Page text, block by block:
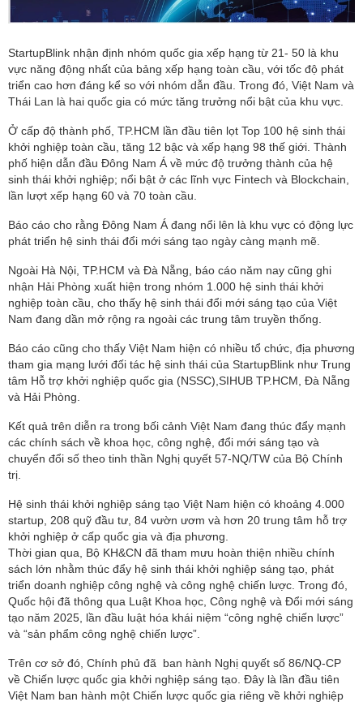
StartupBlink nhận định nhóm quốc gia xếp hạng từ 21- 50 là khu
vực năng động nhất của bảng xếp hạng toàn cầu, với tốc độ phát
triển cao hơn đáng kể so với nhóm dẫn đầu. Trong đó, Việt Nam và
Thái Lan là hai quốc gia có mức tăng trưởng nổi bật của khu vực.
Ở cấp độ thành phố, TP.HCM lần đầu tiên lọt Top 100 hệ sinh thái
khởi nghiệp toàn cầu, tăng 12 bậc và xếp hạng 98 thế giới. Thành
phố hiện dẫn đầu Đông Nam Á về mức độ trưởng thành của hệ
sinh thái khởi nghiệp; nổi bật ở các lĩnh vực Fintech và Blockchain,
lần lượt xếp hạng 60 và 70 toàn cầu.
Báo cáo cho rằng Đông Nam Á đang nổi lên là khu vực có động lực
phát triển hệ sinh thái đổi mới sáng tạo ngày càng mạnh mẽ.
Ngoài Hà Nội, TP.HCM và Đà Nẵng, báo cáo năm nay cũng ghi
nhận Hải Phòng xuất hiện trong nhóm 1.000 hệ sinh thái khởi
nghiệp toàn cầu, cho thấy hệ sinh thái đổi mới sáng tạo của Việt
Nam đang dần mở rộng ra ngoài các trung tâm truyền thống.
Báo cáo cũng cho thấy Việt Nam hiện có nhiều tổ chức, địa phương
tham gia mạng lưới đối tác hệ sinh thái của StartupBlink như Trung
tâm Hỗ trợ khởi nghiệp quốc gia (NSSC),SIHUB TP.HCM, Đà Nẵng
và Hải Phòng.
Kết quả trên diễn ra trong bối cảnh Việt Nam đang thúc đẩy mạnh
các chính sách về khoa học, công nghệ, đổi mới sáng tạo và
chuyển đổi số theo tinh thần Nghị quyết 57-NQ/TW của Bộ Chính
trị.
Hệ sinh thái khởi nghiệp sáng tạo Việt Nam hiện có khoảng 4.000
startup, 208 quỹ đầu tư, 84 vườn ươm và hơn 20 trung tâm hỗ trợ
khởi nghiệp ở cấp quốc gia và địa phương.
Thời gian qua, Bộ KH&CN đã tham mưu hoàn thiện nhiều chính
sách lớn nhằm thúc đẩy hệ sinh thái khởi nghiệp sáng tạo, phát
triển doanh nghiệp công nghệ và công nghệ chiến lược. Trong đó,
Quốc hội đã thông qua Luật Khoa học, Công nghệ và Đổi mới sáng
tạo năm 2025, lần đầu luật hóa khái niệm “công nghệ chiến lược”
và “sản phẩm công nghệ chiến lược”.
Trên cơ sở đó, Chính phủ đã ban hành Nghị quyết số 86/NQ-CP
về Chiến lược quốc gia khởi nghiệp sáng tạo. Đây là lần đầu tiên
Việt Nam ban hành một Chiến lược quốc gia riêng về khởi nghiệp